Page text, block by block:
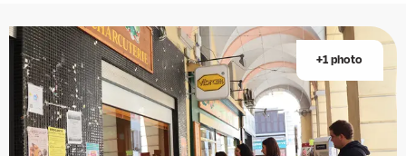
+1 photo